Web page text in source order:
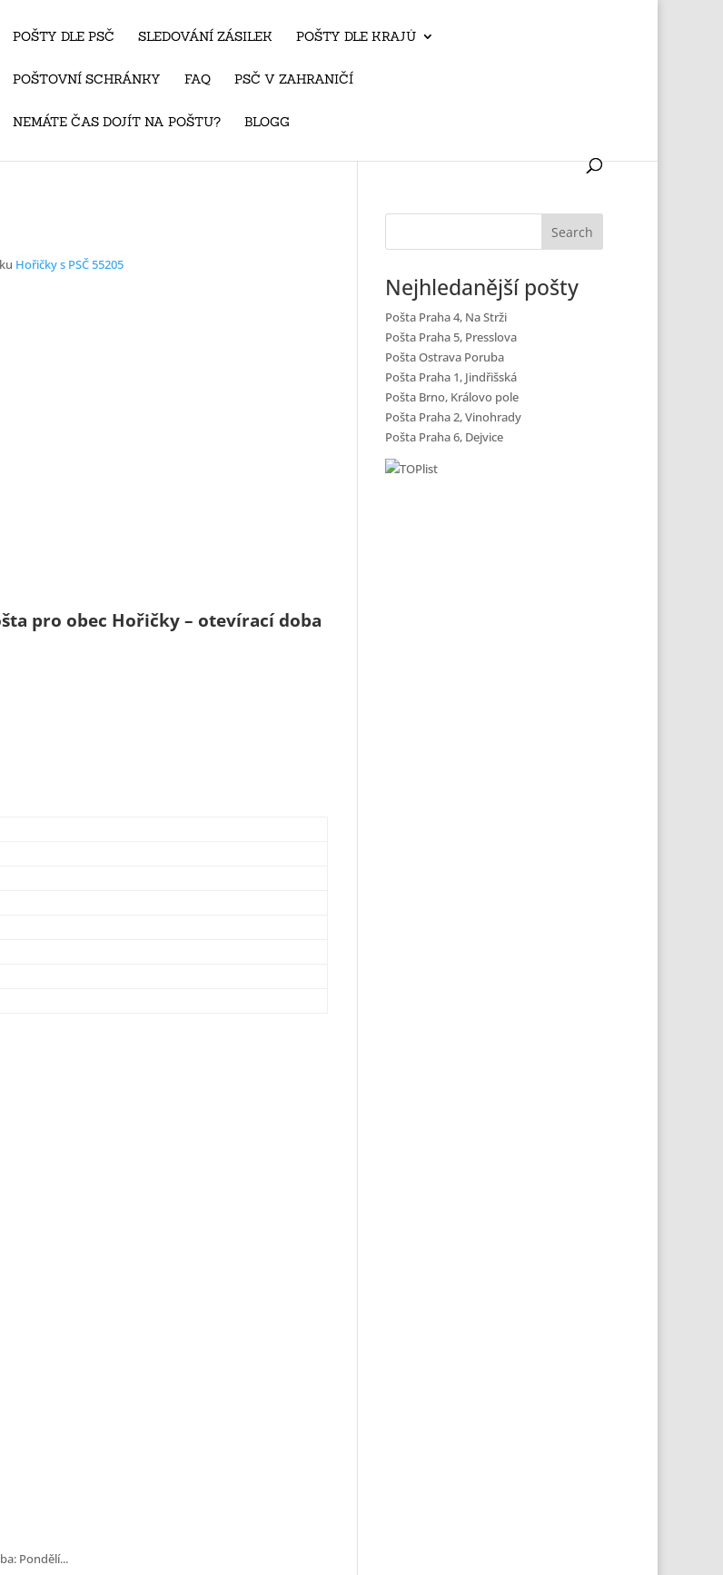
POŠTY DLE PSČ SLEDOVÁNÍ ZÁSILEK POŠTY DLE KRAJŮ
POŠTOVNÍ SCHRÁNKY FAQ PSČ V ZAHRANIČÍ
NEMÁTE ČAS DOJÍT NA POŠTU? BLOGG
Hořičky s PSČ 55205
pro obec Hořičky – otevírací doba
Pondělí...
Nejhledanější pošty
Pošta Praha 4, Na Strži
Pošta Praha 5, Presslova
Pošta Ostrava Poruba
Pošta Praha 1, Jindřišská
Pošta Brno, Královo pole
Pošta Praha 2, Vinohrady
Pošta Praha 6, Dejvice